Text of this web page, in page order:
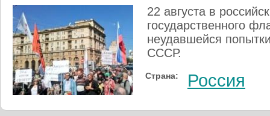
22 августа в
государственного
неудавшейся
СССР.
Страна: Россия